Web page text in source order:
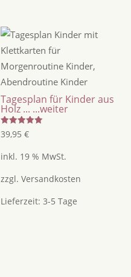
Tagesplan für Kinder aus
Holz ... ...weiter
Bewertet
mit
von 5
39,95€
inkl. 19 % MwSt.
zzgl.Versandkosten
Lieferzeit:3-5 Tage